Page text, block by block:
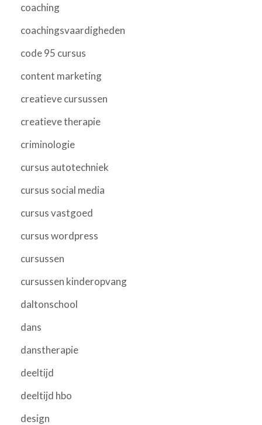
coaching
coachingsvaardigheden
code 95 cursus
content marketing
creatieve cursussen
creatieve therapie
criminologie
cursus autotechniek
cursus social media
cursus vastgoed
cursus wordpress
cursussen
cursussen kinderopvang
daltonschool
dans
danstherapie
deeltijd
deeltijd hbo
design